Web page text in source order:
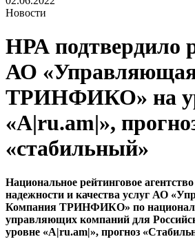
Новости
НРА подтвердило
АО
ТРИНФИКО» на
«А|ru.am|»,
«стабильный»
Национальное рейтинговое
надежности и качества услуг АО
Компания ТРИНФИКО» по
управляющих компаний для
уровне «А|ru.am|», прогноз